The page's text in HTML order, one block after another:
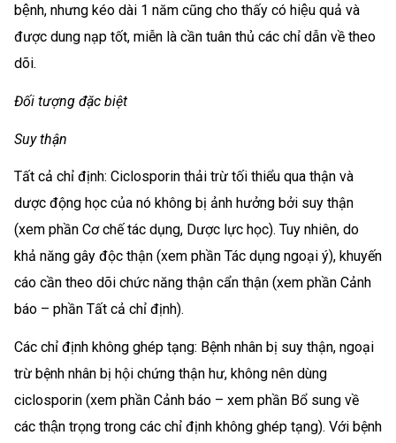
bệnh, nhưng kéo dài 1 năm cũng cho thấy có hiệu quả và
được dung nạp tốt, miễn là cần tuân thủ các chỉ dẫn về theo
dõi.
Đối tượng đặc biệt
Suy thận
Tất cả chỉ định: Ciclosporin thải trừ tối thiểu qua thận và
dược động học của nó không bị ảnh hưởng bởi suy thận
(xem phần Cơ chế tác dụng, Dược lực học). Tuy nhiên, do
khả năng gây độc thận (xem phần Tác dụng ngoại ý), khuyến
cáo cần theo dõi chức năng thận cẩn thận (xem phần Cảnh
báo – phần Tất cả chỉ định).
Các chỉ định không ghép tạng: Bệnh nhân bị suy thận, ngoại
trừ bệnh nhân bị hội chứng thận hư, không nên dùng
ciclosporin (xem phần Cảnh báo – xem phần Bổ sung về
các thận trọng trong các chỉ định không ghép tạng). Với bệnh